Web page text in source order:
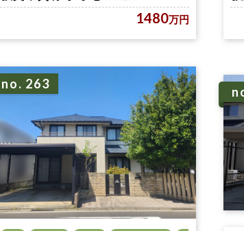
1480万円
no. 263